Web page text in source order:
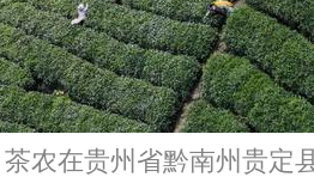
在贵州省黔南州贵定县